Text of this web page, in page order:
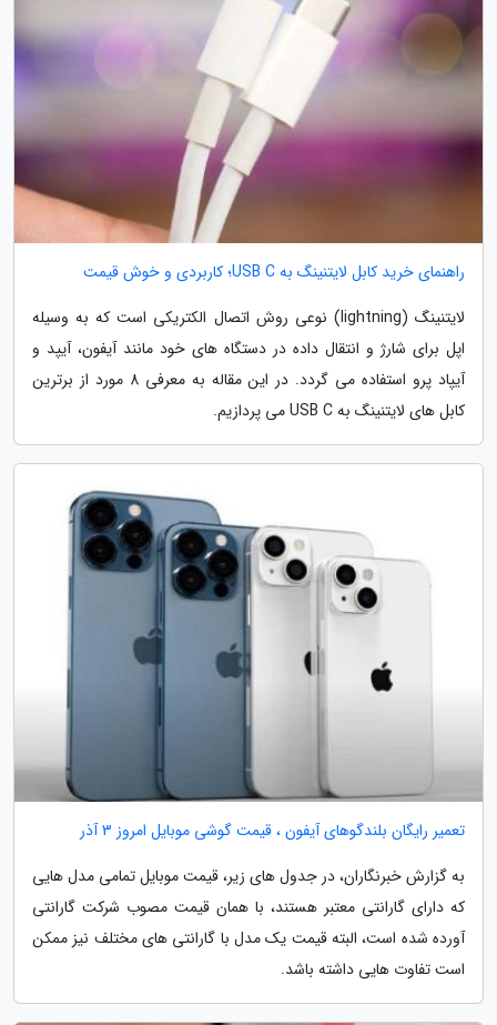
راهنمای خرید کابل لایتنینگ به USB C؛ کاربردی و خوش قیمت
لایتنینگ (lightning) نوعی روش اتصال الکتریکی است که به وسیله
اپل برای شارژ و انتقال داده در دستگاه های خود مانند آیفون، آیپد و
آیپاد پرو استفاده می گردد. در این مقاله به معرفی 8 مورد از برترین
کابل های لایتنینگ به USB C می پردازیم.
تعمیر رایگان بلندگوهای آیفون ، قیمت گوشی موبایل امروز 3 آذر
به گزارش خبرنگاران، در جدول های زیر، قیمت موبایل تمامی مدل هایی
که دارای گارانتی معتبر هستند، با همان قیمت مصوب شرکت گارانتی
آورده شده است، البته قیمت یک مدل با گارانتی های مختلف نیز ممکن
است تفاوت هایی داشته باشد.